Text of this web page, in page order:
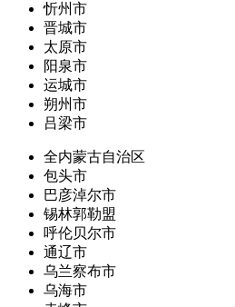
忻州市
晋城市
太原市
阳泉市
运城市
朔州市
吕梁市
全内蒙古自治区
包头市
巴彦淖尔市
锡林郭勒盟
呼伦贝尔市
通辽市
乌兰察布市
乌海市